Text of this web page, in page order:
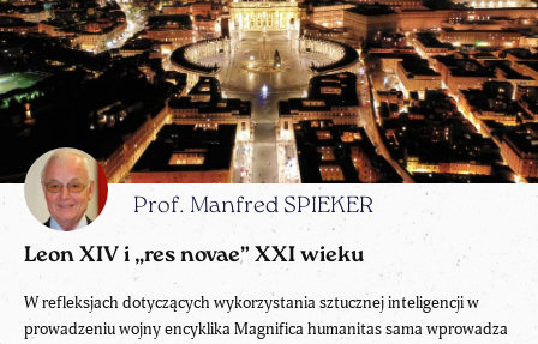
Prof. Manfred SPIEKER
Leon XIV i „res novae” XXI wieku
W refleksjach dotyczących wykorzystania sztucznej inteligencji w
prowadzeniu wojny encyklika Magnifica humanitas sama wprowadza